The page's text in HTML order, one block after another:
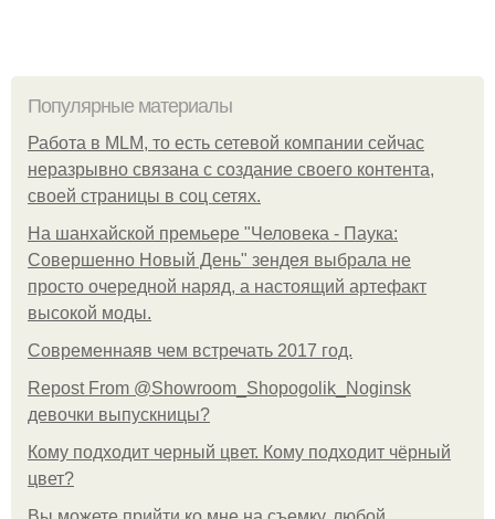
Популярные материалы
Работа в MLM, то есть сетевой компании сейчас
неразрывно связана с создание своего контента,
своей страницы в соц сетях.
На шанхайской премьере "Человека - Паука:
Совершенно Новый День" зендея выбрала не
просто очередной наряд, а настоящий артефакт
высокой моды.
Современнаяв чем встречать 2017 год.
Repost From @Showroom_Shopogolik_Noginsk
девочки выпускницы?
Кому подходит черный цвет. Кому подходит чёрный
цвет?